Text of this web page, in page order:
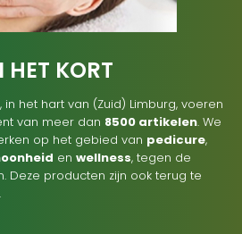
KORT
in het hart van (Zuid) Limburg, voeren
van meer dan 8500 artikelen. We
op het gebied van pedicure,
en wellness, tegen de
Deze producten zijn ook terug te